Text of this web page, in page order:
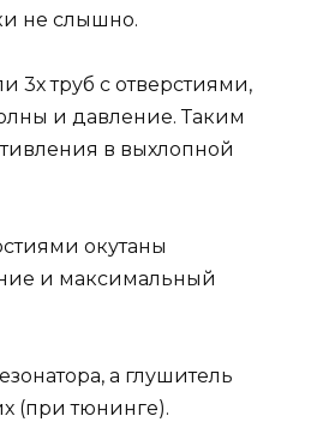
не слышно.
3х труб с отверстиями,
и давление. Таким
в выхлопной
окутаны
и максимальный
а глушитель
(при тюнинге).